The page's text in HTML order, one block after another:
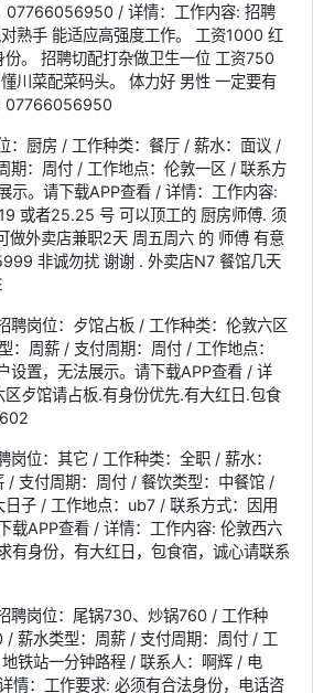
07766056950 / 详情：工作内容: 招聘
熟手 能适应高强度工作。 工资1000 红
份。 招聘切配打杂做卫生一位 工资750
川菜配菜码头。 体力好 男性 一定要有
07766056950
：厨房 / 工作种类：餐厅 / 薪水：面议 /
期：周付 / 工作地点：伦敦一区 / 联系方
示。请下载APP查看 / 详情：工作内容:
或者25.25 号 可以顶工的 厨房师傅. 须
做外卖店兼职2天 周五周六 的 师傅 有意
非诚勿扰 谢谢 . 外卖店N7 餐馆几天
聘岗位：歺馆占板 / 工作种类：伦敦六区
：周薪 / 支付周期：周付 / 工作地点：
设置，无法展示。请下载APP查看 / 详
歺馆请占板.有身份优先.有大红日.包食
岗位：其它 / 工作种类：全职 / 薪水：
/ 支付周期：周付 / 餐饮类型：中餐馆 /
子 / 工作地点：ub7 / 联系方式：因用
载APP查看 / 详情：工作内容: 伦敦西六
有身份，有大红日，包食宿，诚心请联系
聘岗位：尾锅730、炒锅760 / 工作种
薪水类型：周薪 / 支付周期：周付 / 工
铁站一分钟路程 / 联系人：啊辉 / 电
：工作要求: 必须有合法身份，电话咨